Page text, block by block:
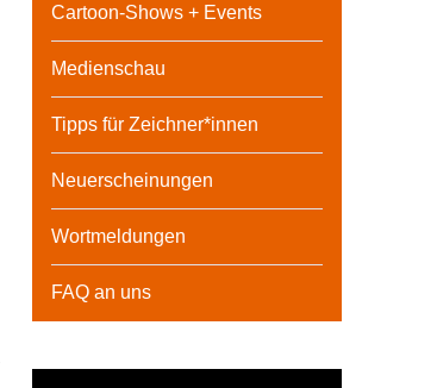
Cartoon-Shows + Events
Medienschau
Tipps für Zeichner*innen
Neuerscheinungen
Wortmeldungen
FAQ an uns